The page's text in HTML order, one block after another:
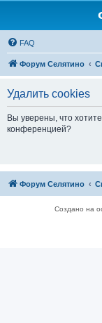
FAQ
Форум Селятино
Удалить cookies
Вы уверены, что
конференцией?
Форум Селятино
Создано на